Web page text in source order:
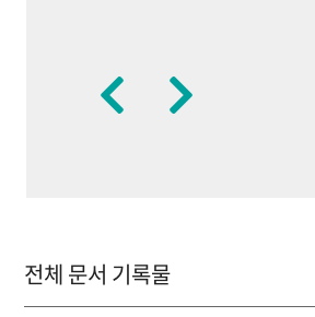
전체 문서 기록물